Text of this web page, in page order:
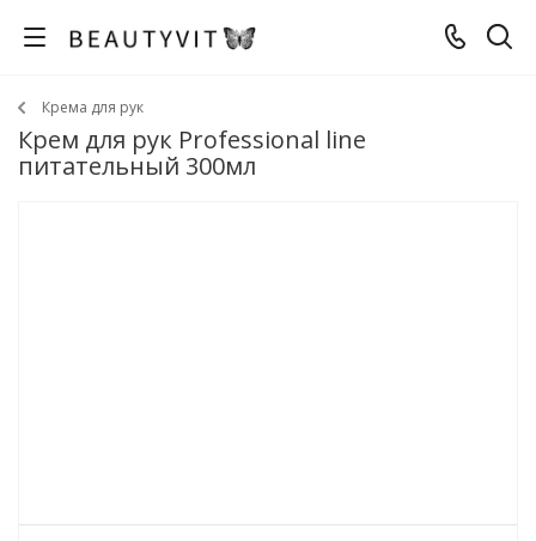
Крема для рук
Крем для рук Professional line
питательный 300мл